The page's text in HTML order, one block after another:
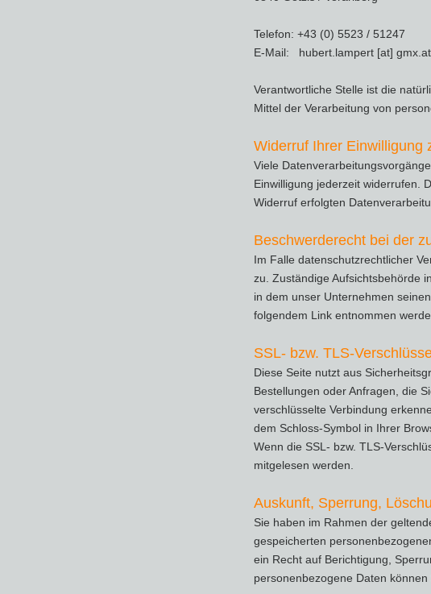
Telefon: +43 (0) 5523 / 51247
E-Mail: hubert.lampert [at] gmx.at
Verantwortliche Stelle ist die
Mittel der Verarbeitung von
Widerruf Ihrer Einwilligung
Viele
Einwilligung jederzeit widerrufen.
Widerruf erfolgten
Beschwerderecht bei der
Im Falle datenschutzrechtlicher
zu. Zuständige Aufsichtsbehörde
in dem unser Unternehmen
folgendem Link entnommen
SSL- bzw. TLS-
Diese Seite nutzt aus
Bestellungen oder Anfragen, die
verschlüsselte Verbindung
dem Schloss-Symbol in Ihrer
Wenn die SSL- bzw. TLS-
mitgelesen werden.
Auskunft, Sperrung,
Sie haben im Rahmen der
gespeicherten
ein Recht auf Berichtigung,
personenbezogene Daten